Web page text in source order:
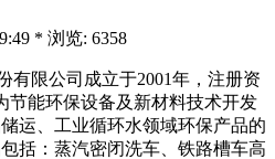
* 浏览: 6358
有限公司成立于2001年，注册资
节能环保设备及新材料技术开发
运、工业循环水领域环保产品的
括：蒸汽密闭洗车、铁路槽车高